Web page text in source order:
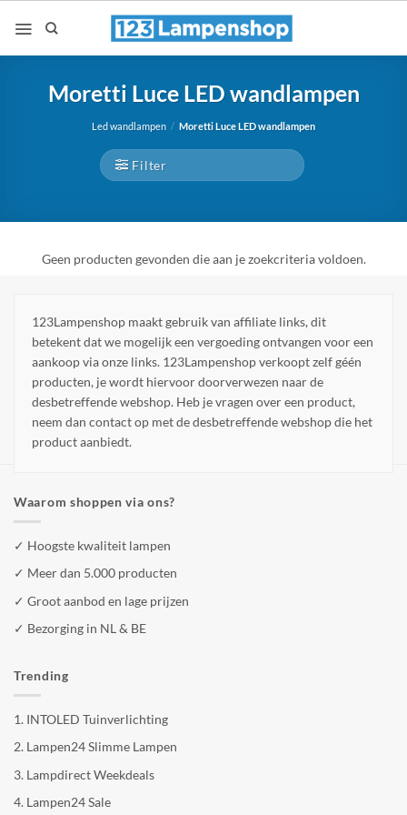
naar
Moretti Luce LED wandlampen
Led wandlampen / Moretti Luce LED wandlampen
Filter
Geen producten gevonden die aan je zoekcriteria voldoen.
123Lampenshop maakt gebruik van affiliate links, dit
betekent dat we mogelijk een vergoeding ontvangen voor een
aankoop via onze links. 123Lampenshop verkoopt zelf géén
producten, je wordt hiervoor doorverwezen naar de
desbetreffende webshop. Heb je vragen over een product,
neem dan contact op met de desbetreffende webshop die het
product aanbiedt.
Waarom shoppen via ons?
✓ Hoogste kwaliteit lampen
✓ Meer dan 5.000 producten
✓ Groot aanbod en lage prijzen
✓ Bezorging in NL & BE
Trending
1. INTOLED Tuinverlichting
2. Lampen24 Slimme Lampen
3. Lampdirect Weekdeals
4. Lampen24 Sale